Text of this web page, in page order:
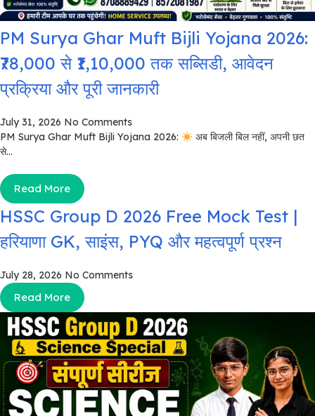
PM Surya Ghar Muft Bijli Yojana 2026:
₹78,000 से ₹1,10,000 तक सब्सिडी, आवेदन
प्रक्रिया और पूरी जानकारी
July 31, 2026 No Comments
PM Surya Ghar Muft Bijli Yojana 2026:
अब बिजली बिल नहीं, अपनी छत
से...
Read More
HSSC Group D 2026 Free Mock Test |
हरियाणा GK, साइंस, PYQ और महत्वपूर्ण प्रश्न
July 28, 2026 No Comments
Read More